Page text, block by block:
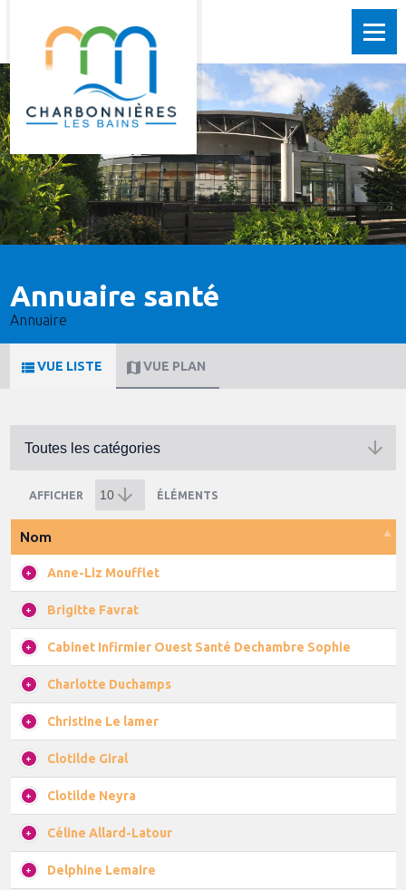
Annuaire santé
Annuaire
VUE LISTE VUE PLAN
AFFICHER ÉLÉMENTS
Nom
Anne-Liz Moufflet
Brigitte Favrat
Cabinet Infirmier Ouest Santé Dechambre Sophie
Charlotte Duchamps
Christine Le lamer
Clotilde Giral
Clotilde Neyra
Céline Allard-Latour
Delphine Lemaire